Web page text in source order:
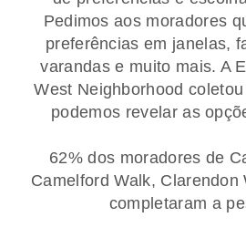
Pedimos aos moradores
preferências em janelas,
varandas e muito mais. A
West Neighborhood
podemos revelar as
62% dos moradores de
Camelford Walk, Clarendon
completaram a